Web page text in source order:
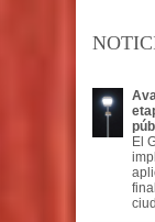
El